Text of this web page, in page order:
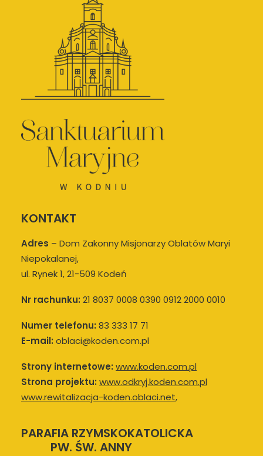
KONTAKT
Adres – Dom Zakonny Misjonarzy Oblatów Maryi
Niepokalanej,
ul. Rynek 1, 21-509 Kodeń
Nr rachunku: 21 8037 0008 0390 0912 2000 0010
Numer telefonu: 83 333 17 71
E-mail: oblaci@koden.com.pl
Strony internetowe: www.koden.com.pl
Strona projektu: www.odkryj.koden.com.pl
www.rewitalizacja-koden.oblaci.net,
PARAFIA RZYMSKOKATOLICKA
PW. ŚW. ANNY